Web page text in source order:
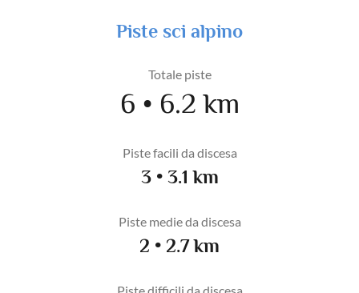
Piste sci alpino
Totale piste
6 • 6.2 km
Piste facili da discesa
3 • 3.1 km
Piste medie da discesa
2 • 2.7 km